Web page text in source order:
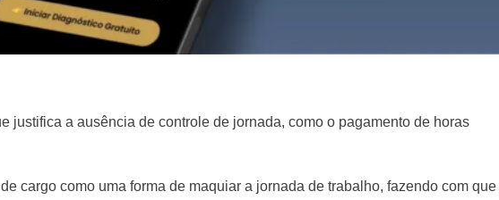
justifica a ausência de controle de jornada, como o pagamento de horas
cargo como uma forma de maquiar a jornada de trabalho, fazendo com que